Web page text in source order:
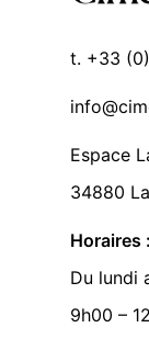
t. +33
Espace
34880
Horaires :
Du lundi
9h00 –